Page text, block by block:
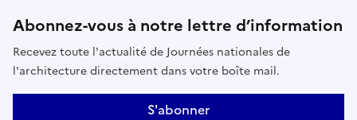
Abonnez-vous à notre lettre d’information
Recevez toute l'actualité de Journées nationales de
l'architecture directement dans votre boîte mail.
S'abonner